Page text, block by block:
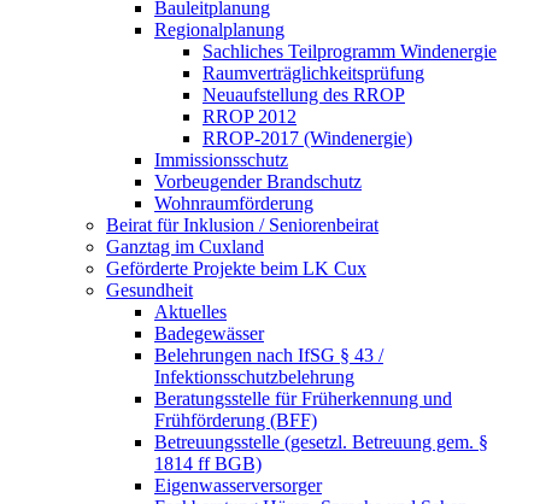
Bauleitplanung
Regionalplanung
Sachliches Teilprogramm Windenergie
Raumverträglichkeitsprüfung
Neuaufstellung des RROP
RROP 2012
RROP-2017 (Windenergie)
Immissionsschutz
Vorbeugender Brandschutz
Wohnraumförderung
Beirat für Inklusion / Seniorenbeirat
Ganztag im Cuxland
Geförderte Projekte beim LK Cux
Gesundheit
Aktuelles
Badegewässer
Belehrungen nach IfSG § 43 /
Infektionsschutzbelehrung
Beratungsstelle für Früherkennung und
Frühförderung (BFF)
Betreuungsstelle (gesetzl. Betreuung gem. §
1814 ff BGB)
Eigenwasserversorger